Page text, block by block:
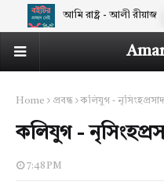
শাহীন আখতারের ছোটগল্প
Home প্রবন্ধ কলিযুগ -
কলিযুগ -
7:48 PM